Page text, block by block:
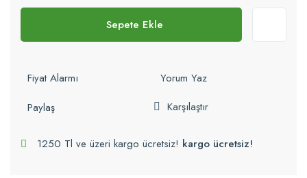
Sepete Ekle
Fiyat Alarmı
Yorum Yaz
Paylaş
Karşılaştır
1250 Tl ve üzeri kargo ücretsiz! kargo ücretsiz!